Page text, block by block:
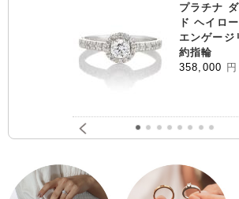
プラチナ
ド ヘイロ
エンゲージ
約指輪
358,000 円